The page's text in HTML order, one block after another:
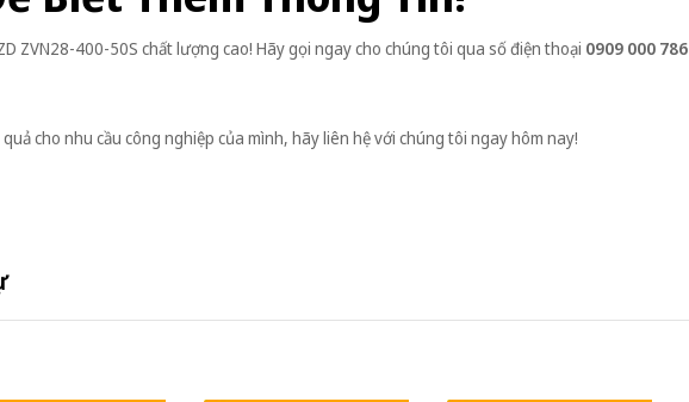
ZVN28-400-50S chất lượng cao! Hãy gọi ngay cho chúng tôi qua số điện thoại 0909 000 786
cho nhu cầu công nghiệp của mình, hãy liên hệ với chúng tôi ngay hôm nay!